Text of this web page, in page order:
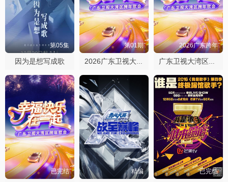
第05集
因为是想写成歌
第01期
​2026广东卫视大湾区跨年歌会​
2026广东跨年
广东卫视大湾区跨年歌会
已完结 精编 已完结